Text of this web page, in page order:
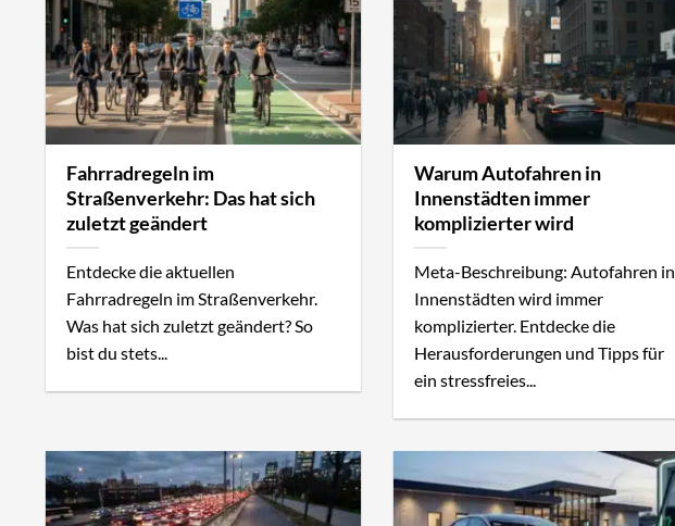
Fahrradregeln im
Straßenverkehr: Das hat sich
zuletzt geändert
Entdecke die aktuellen
Fahrradregeln im Straßenverkehr.
Was hat sich zuletzt geändert? So
bist du stets...
Warum Autofahren in
Innenstädten immer
komplizierter wird
Meta-Beschreibung: Autofahren in
Innenstädten wird immer
komplizierter. Entdecke die
Herausforderungen und Tipps für
ein stressfreies...